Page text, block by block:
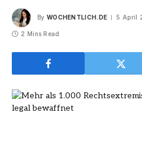
By WOCHENTLICH.DE 5 April
2 Mins Read